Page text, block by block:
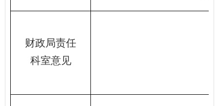
财政局责任
科室意见